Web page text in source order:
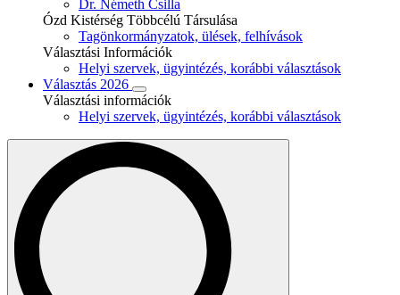
Dr. Németh Csilla
Ózd Kistérség Többcélú Társulása
Tagönkormányzatok, ülések, felhívások
Választási Információk
Helyi szervek, ügyintézés, korábbi választások
Választás 2026
Választási információk
Helyi szervek, ügyintézés, korábbi választások